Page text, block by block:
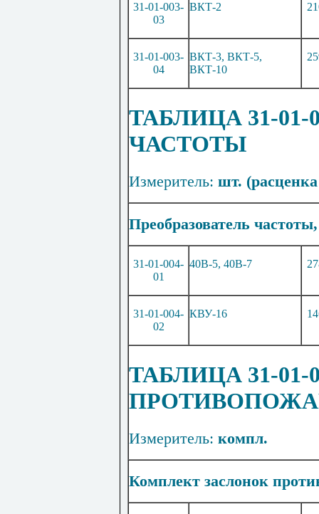
31-01-003-
03
ВКТ-2 21
31-01-003-
04
ВКТ-3, ВКТ-5,
ВКТ-10
25
ТАБЛИЦА 31-
ЧАСТОТЫ
Измеритель: шт.
Преобразователь
31-01-004-
01
40В-5, 40В-7 27
31-01-004-
02
КВУ-16 14
ТАБЛИЦА 31-
Измеритель: компл.
Комплект заслонок